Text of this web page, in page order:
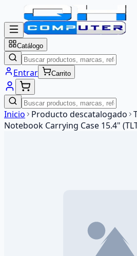
Catálogo
Entrar Carrito
Inicio Producto descatalogado
Notebook Carrying Case 15.4"